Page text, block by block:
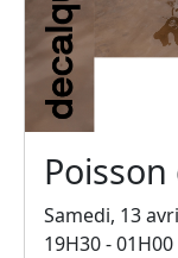
Samedi, 13
19H30 - 01H00